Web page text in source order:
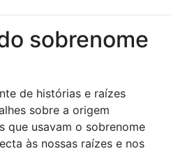
sobrenome
de histórias e raízes
sobre a origem
que usavam o sobrenome
às nossas raízes e nos